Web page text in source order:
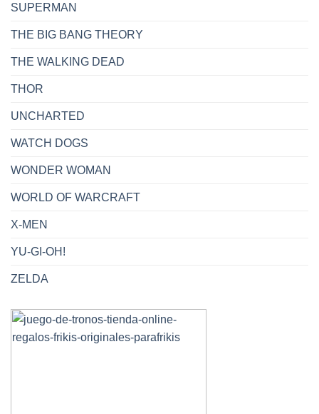
SUPERMAN
THE BIG BANG THEORY
THE WALKING DEAD
THOR
UNCHARTED
WATCH DOGS
WONDER WOMAN
WORLD OF WARCRAFT
X-MEN
YU-GI-OH!
ZELDA